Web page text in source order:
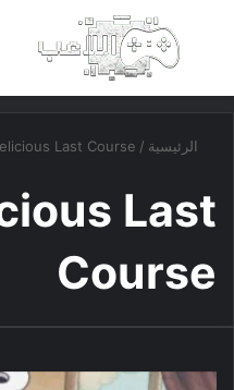
بحث عن
الرئيسية /
Last Course
Last
Course